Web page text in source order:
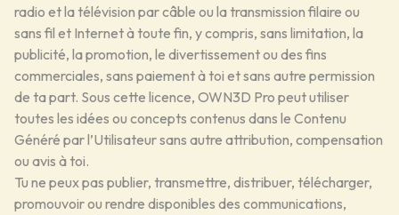
radio et la télévision par câble ou la transmission filaire ou
sans fil et Internet à toute fin, y compris, sans limitation, la
publicité, la promotion, le divertissement ou des fins
commerciales, sans paiement à toi et sans autre permission
de ta part. Sous cette licence, OWN3D Pro peut utiliser
toutes les idées ou concepts contenus dans le Contenu
Généré par l’Utilisateur sans autre attribution, compensation
ou avis à toi.
Tu ne peux pas publier, transmettre, distribuer, télécharger,
promouvoir ou rendre disponibles des communications,